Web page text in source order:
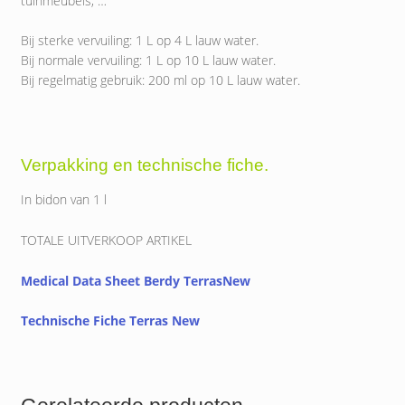
Bij sterke vervuiling: 1 L op 4 L lauw water.
Bij normale vervuiling: 1 L op 10 L lauw water.
Bij regelmatig gebruik: 200 ml op 10 L lauw water.
Verpakking en technische fiche.
In bidon van 1 l
TOTALE UITVERKOOP ARTIKEL
Medical Data Sheet Berdy TerrasNew
Technische Fiche Terras New